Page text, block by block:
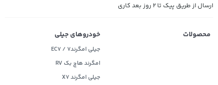
ارسال از طریق پیک تا ۲ روز بعد کاری
محصولات خودروهای جیلی
جیلی امگرند۷ / EC7
امگرند هاچ بک RV
جیلی امگرند X7